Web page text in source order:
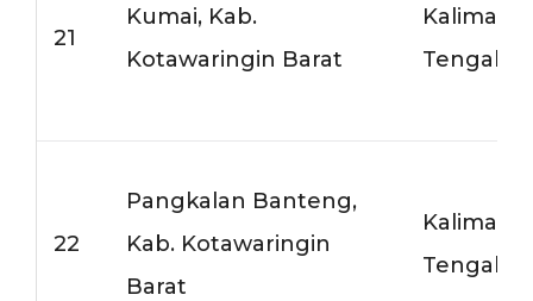
21
Kumai, Kab.
Kotawaringin Barat
Tengah
22
Pangkalan Banteng,
Kab. Kotawaringin
Barat
Tengah